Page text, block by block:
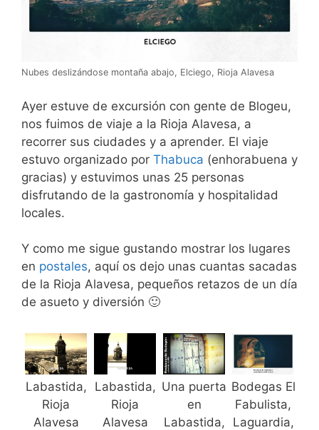
Nubes deslizándose montaña abajo, Elciego, Rioja Alavesa
Ayer estuve de excursión con gente de Blogeu,
nos fuimos de viaje a la Rioja Alavesa, a
recorrer sus ciudades y a aprender. El viaje
estuvo organizado por Thabuca (enhorabuena y
gracias) y estuvimos unas 25 personas
disfrutando de la gastronomía y hospitalidad
locales.
Y como me sigue gustando mostrar los lugares
en postales, aquí os dejo unas cuantas sacadas
de la Rioja Alavesa, pequeños retazos de un día
de asueto y diversión 🙂
Labastida,
Rioja
Alavesa
Labastida,
Rioja
Alavesa
Una puerta
en
Labastida,
Bodegas El
Fabulista,
Laguardia,